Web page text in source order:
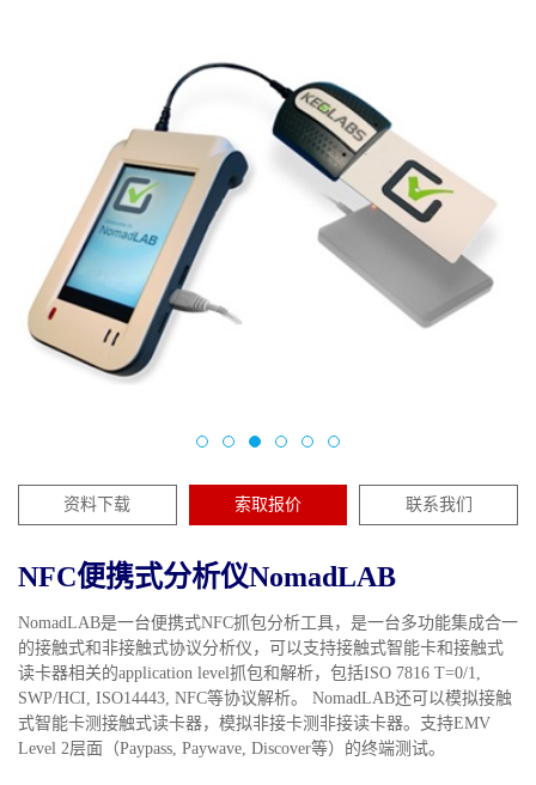
资料下载 索取报价 联系我们
NFC便携式分析仪NomadLAB
NomadLAB是一台便携式NFC抓包分析工具，是一台多功能集成合一
的接触式和非接触式协议分析仪，可以支持接触式智能卡和接触式
读卡器相关的application level抓包和解析，包括ISO 7816 T=0/1,
SWP/HCI, ISO14443, NFC等协议解析。 NomadLAB还可以模拟接触
式智能卡测接触式读卡器，模拟非接卡测非接读卡器。支持EMV
Level 2层面（Paypass, Paywave, Discover等）的终端测试。